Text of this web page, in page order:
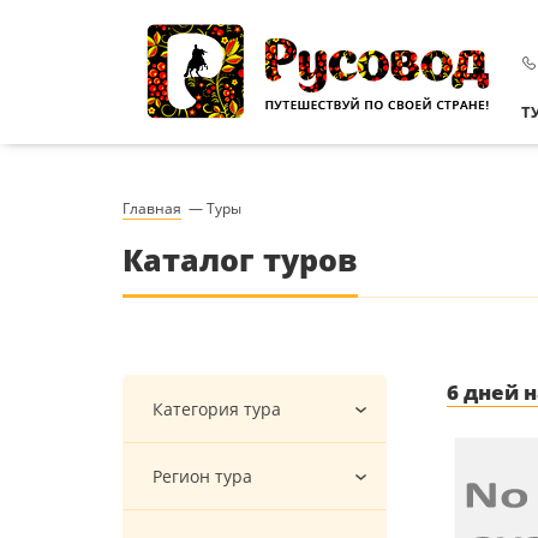
Главная —Туры
Каталог туров
6 дней
Категория тура
Новый год и Рождество
Туры на Новый год
Регион тура